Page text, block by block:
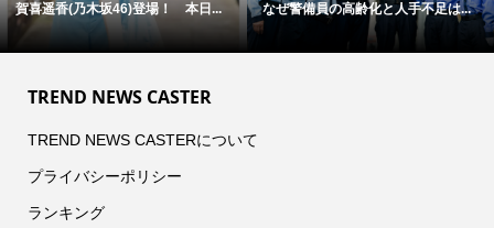
賀喜遥香(乃木坂46)登場！ 本日... なぜ警備員の高齢化と人手不足は...
TREND NEWS CASTER
TREND NEWS CASTERについて
プライバシーポリシー
ランキング